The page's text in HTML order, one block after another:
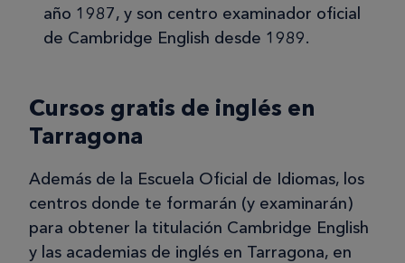
año 1987, y son centro examinador oficial
de Cambridge English desde 1989.
Cursos gratis de inglés en
Tarragona
Además de la Escuela Oficial de Idiomas, los
centros donde te formarán (y examinarán)
para obtener la titulación Cambridge English
y las academias de inglés en Tarragona, en